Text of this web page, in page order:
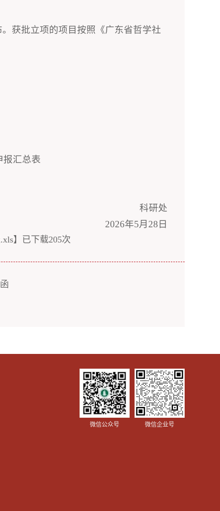
获批立项的项目按照《广东省哲学社
报汇总表
科研处
2026年5月28日
】已下载205次
微信公众号 微信企业号